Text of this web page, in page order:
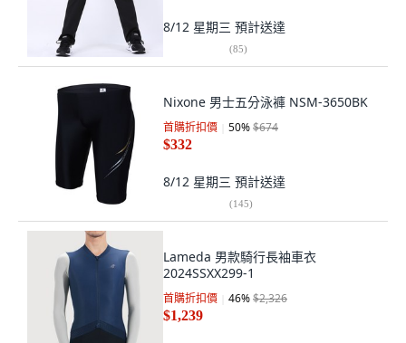
8/12 星期三 預計送達
(85)
Nixone 男士五分泳褲 NSM-3650BK
首購折扣價 50%$674
$332
8/12 星期三 預計送達
(145)
Lameda 男款騎行長袖車衣
2024SSXX299-1
首購折扣價 46%$2,326
$1,239